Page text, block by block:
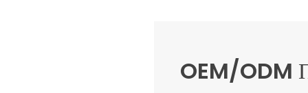
полетом, полезных нагрузок и многого другого
OEM/